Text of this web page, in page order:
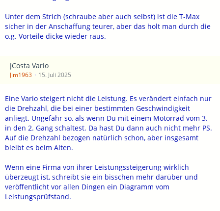
Unter dem Strich (schraube aber auch selbst) ist die T-Max
sicher in der Anschaffung teurer, aber das holt man durch die
o.g. Vorteile dicke wieder raus.
JCosta Vario
Jim1963 15. Juli 2025
Eine Vario steigert nicht die Leistung. Es verändert einfach nur
die Drehzahl, die bei einer bestimmten Geschwindigkeit
anliegt. Ungefähr so, als wenn Du mit einem Motorrad vom 3.
in den 2. Gang schaltest. Da hast Du dann auch nicht mehr PS.
Auf die Drehzahl bezogen natürlich schon, aber insgesamt
bleibt es beim Alten.
Wenn eine Firma von ihrer Leistungssteigerung wirklich
überzeugt ist, schreibt sie ein bisschen mehr darüber und
veröffentlicht vor allen Dingen ein Diagramm vom
Leistungsprüfstand.